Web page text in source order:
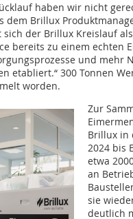
haben wir nicht
dem Brillux
sich der Brillux Kreislauf
bereits zu einem echten
und mehr
etabliert.“ 300 Tonnen
worden.
Zur
Brillux in
2024 bis
etwa
an
sie
deutlich